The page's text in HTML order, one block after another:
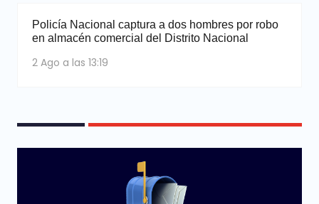
Policía Nacional captura a dos hombres por robo
en almacén comercial del Distrito Nacional
2 Ago a las 13:19